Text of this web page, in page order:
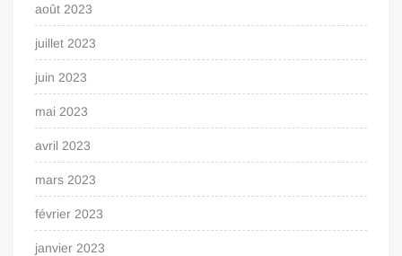
août 2023
juillet 2023
juin 2023
mai 2023
avril 2023
mars 2023
février 2023
janvier 2023